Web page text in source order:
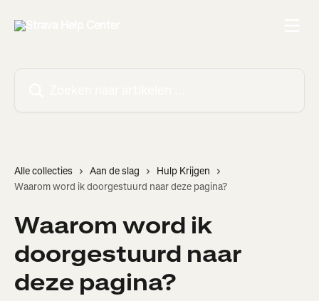
Alle collecties Aan de slag
Hulp Krijgen
Waarom word ik doorgestuurd naar deze pagina?
Waarom word ik
doorgestuurd naar
deze pagina?